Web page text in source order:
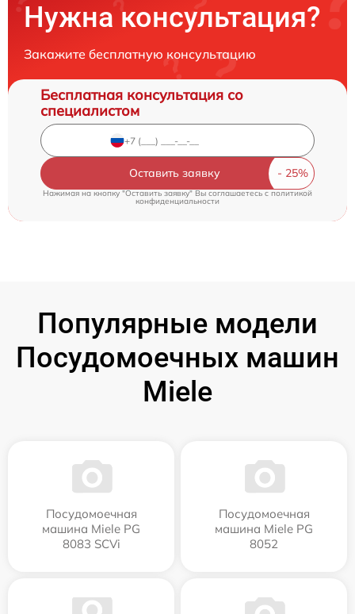
Нужна консультация?
Закажите бесплатную консультацию
Бесплатная консультация со
специалистом
Оставить заявку
Нажимая на кнопку "Оставить заявку" Вы соглашаетесь cполитикой
конфиденциальности
Популярные модели
Посудомоечных машин
Miele
Посудомоечная
машина Miele PG
8083 SCVi
Посудомоечная
машина Miele PG
8052